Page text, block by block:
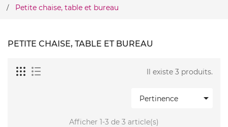
Petite chaise, table et bureau
PETITE CHAISE, TABLE ET BUREAU
Il existe 3 produits.
Pertinence 
Afficher 1-3 de 3 article(s)